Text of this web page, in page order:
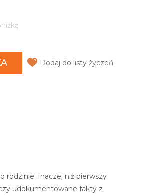
Dodaj do listy życzeń
rodzinie. Inaczej niż pierwszy
udokumentowane fakty z